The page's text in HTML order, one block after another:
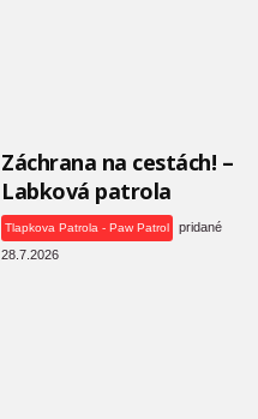
Záchrana na cestách! –
Labková patrola
Tlapkova Patrola - Paw Patrol
pridané
28.7.2026